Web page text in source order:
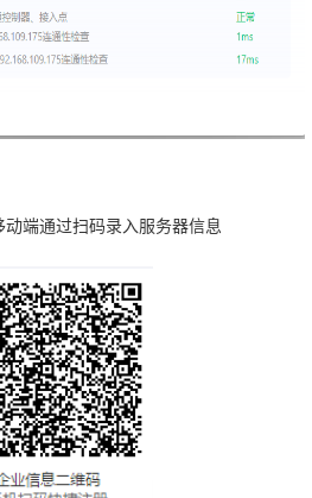
端通过扫码录入服务器信息